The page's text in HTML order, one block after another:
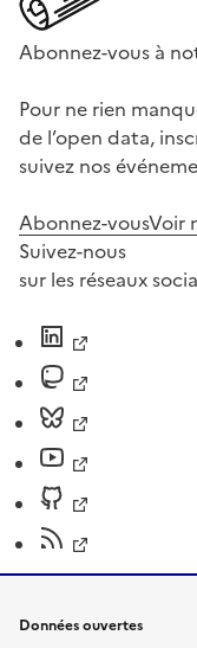
Abonnez-vous à
Pour ne rien
de l’open data,
suivez nos
Abonnez-vousVoir
Suivez-nous
sur les réseaux
Données ouvertes